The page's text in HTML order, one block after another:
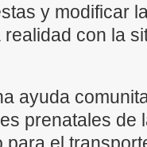
y modificar
con la
ayuda
prenatales de
para el